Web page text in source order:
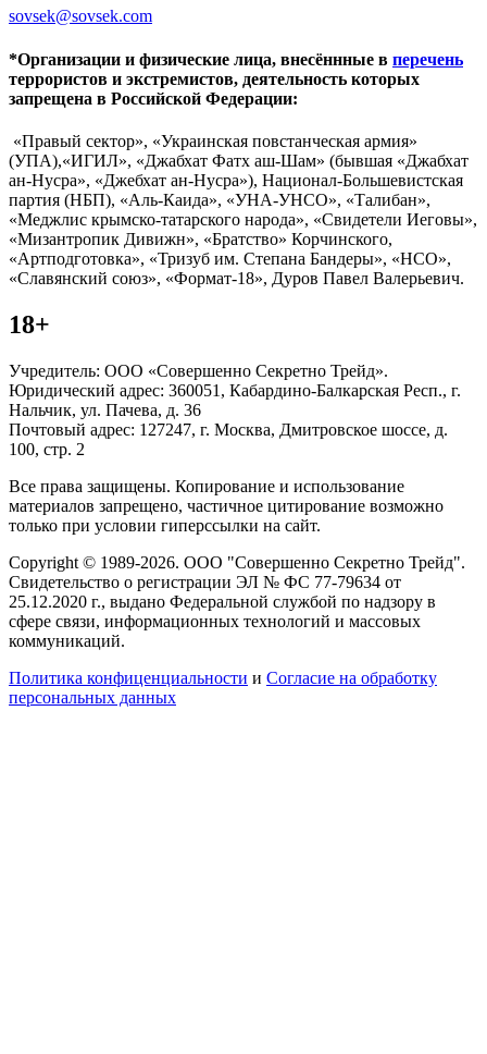
sovsek@sovsek.com
*Организации и физические лица, внесённные в перечень
террористов и экстремистов, деятельность которых
запрещена в Российской Федерации:
«Правый сектор», «Украинская повстанческая армия»
(УПА),«ИГИЛ», «Джабхат Фатх аш-Шам» (бывшая «Джабхат
ан-Нусра», «Джебхат ан-Нусра»), Национал-Большевистская
партия (НБП), «Аль-Каида», «УНА-УНСО», «Талибан»,
«Меджлис крымско-татарского народа», «Свидетели Иеговы»,
«Мизантропик Дивижн», «Братство» Корчинского,
«Артподготовка», «Тризуб им. Степана Бандеры», «НСО»,
«Славянский союз», «Формат-18», Дуров Павел Валерьевич.
18+
Учредитель: ООО «Совершенно Секретно Трейд».
Юридический адрес: 360051, Кабардино-Балкарская Респ., г.
Нальчик, ул. Пачева, д. 36
Почтовый адрес: 127247, г. Москва, Дмитровское шоссе, д.
100, стр. 2
Все права защищены. Копирование и использование
материалов запрещено, частичное цитирование возможно
только при условии гиперссылки на сайт.
Copyright © 1989-2026. ООО "Совершенно Секретно Трейд".
Свидетельство о регистрации ЭЛ № ФС 77-79634 от
25.12.2020 г., выдано Федеральной службой по надзору в
сфере связи, информационных технологий и массовых
коммуникаций.
Политика конфиценциальности и Согласие на обработку
персональных данных